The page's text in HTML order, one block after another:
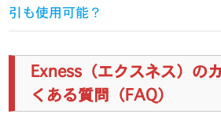
引も使用可能？
Exness（エクスネス）の
くある質問（FAQ）